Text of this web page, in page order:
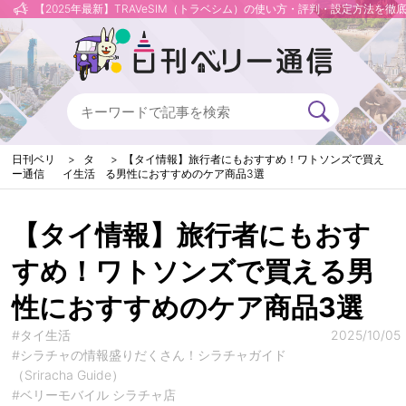
【2025年最新】TRAVeSIM（トラベシム）の使い方・評判・設定方法を徹
日刊ベリ
ー通信
タ
イ生活
【タイ情報】旅行者にもおすすめ！ワトソンズで買え
る男性におすすめのケア商品3選
【タイ情報】旅行者にもおす
すめ！ワトソンズで買える男
性におすすめのケア商品3選
#タイ生活
#シラチャの情報盛りだくさん！シラチャガイド
（Sriracha Guide）
#ベリーモバイル シラチャ店
2025/10/05